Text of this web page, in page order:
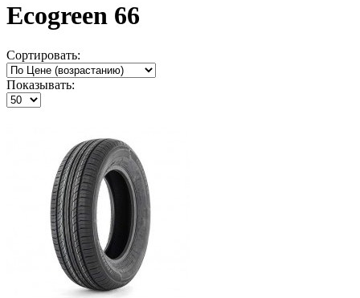
Ecogreen 66
Сортировать:
Показывать: